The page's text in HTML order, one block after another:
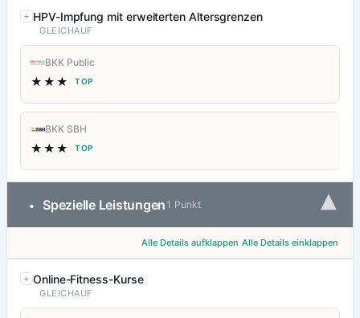
HPV-Impfung mit erweiterten Altersgrenzen
GLEICHAUF
BKK Public
★★★ TOP
BKK SBH
★★★ TOP
• Spezielle Leistungen 1 Punkt ▾
Alle Details aufklappen Alle Details einklappen
Online-Fitness-Kurse
GLEICHAUF